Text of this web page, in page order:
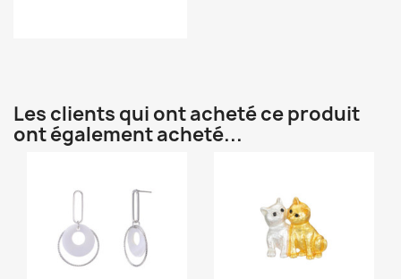
Les clients qui ont acheté ce produit
ont également acheté...